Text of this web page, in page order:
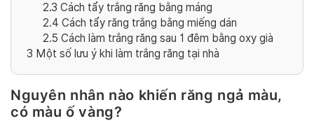
2.3 Cách tẩy trắng răng bằng máng
2.4 Cách tẩy răng trắng bằng miếng dán
2.5 Cách làm trắng răng sau 1 đêm bằng oxy già
3 Một số lưu ý khi làm trắng răng tại nhà
Nguyên nhân nào khiến răng ngả màu,
có màu ố vàng?